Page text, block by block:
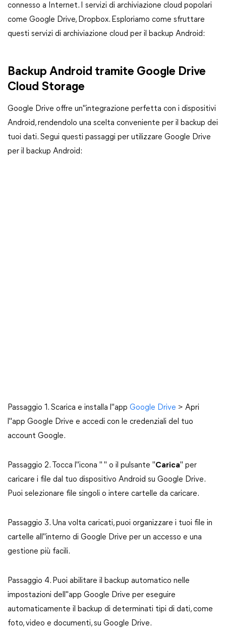
connesso a Internet. I servizi di archiviazione cloud popolari
come Google Drive, Dropbox. Esploriamo come sfruttare
questi servizi di archiviazione cloud per il backup Android:
Backup Android tramite Google Drive
Cloud Storage
Google Drive offre un"integrazione perfetta con i dispositivi
Android, rendendolo una scelta conveniente per il backup dei
tuoi dati. Segui questi passaggi per utilizzare Google Drive
per il backup Android:
Passaggio 1. Scarica e installa l"app Google Drive > Apri
l"app Google Drive e accedi con le credenziali del tuo
account Google.
Passaggio 2. Tocca l"icona " " o il pulsante "Carica" per
caricare i file dal tuo dispositivo Android su Google Drive.
Puoi selezionare file singoli o intere cartelle da caricare.
Passaggio 3. Una volta caricati, puoi organizzare i tuoi file in
cartelle all"interno di Google Drive per un accesso e una
gestione più facili.
Passaggio 4. Puoi abilitare il backup automatico nelle
impostazioni dell"app Google Drive per eseguire
automaticamente il backup di determinati tipi di dati, come
foto, video e documenti, su Google Drive.